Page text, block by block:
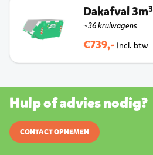
Dakafval 3m³
~36 kruiwagens
€739,- Incl. btw
Hulp of advies nodig?
CONTACT OPNEMEN